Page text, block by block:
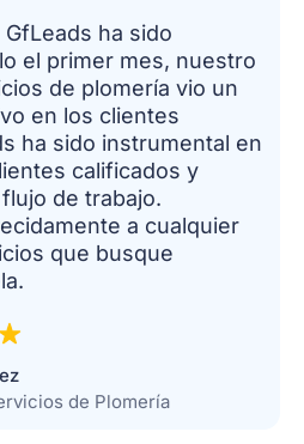
ha sido
el primer mes, nuestro
de plomería vio un
en los clientes
ha sido instrumental en
calificados y
de trabajo.
a cualquier
que busque
de Plomería